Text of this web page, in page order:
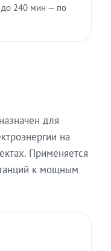
до 240 мин — по
для
на
Применяется
к мощным